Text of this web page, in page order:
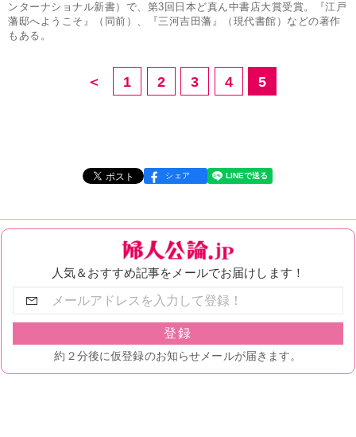
ンターナショナル新書）で、第3回日本ど真ん中書店大賞受賞。『江戸
藩邸へようこそ』（同前）、『三河吉田藩』（現代書館）などの著作
もある。
＜ 1 2 3 4 5
シェア